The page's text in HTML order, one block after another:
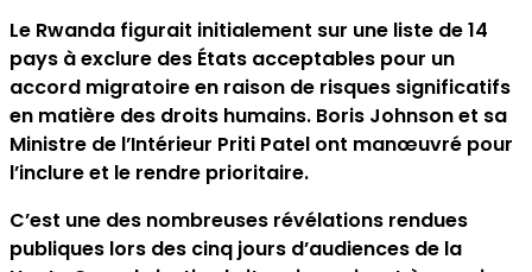
Le Rwanda figurait initialement sur une liste de 14
pays à exclure des États acceptables pour un
accord migratoire en raison de risques significatifs
en matière des droits humains. Boris Johnson et sa
Ministre de l’Intérieur Priti Patel ont manœuvré pour
l’inclure et le rendre prioritaire.
C’est une des nombreuses révélations rendues
publiques lors des cinq jours d’audiences de la